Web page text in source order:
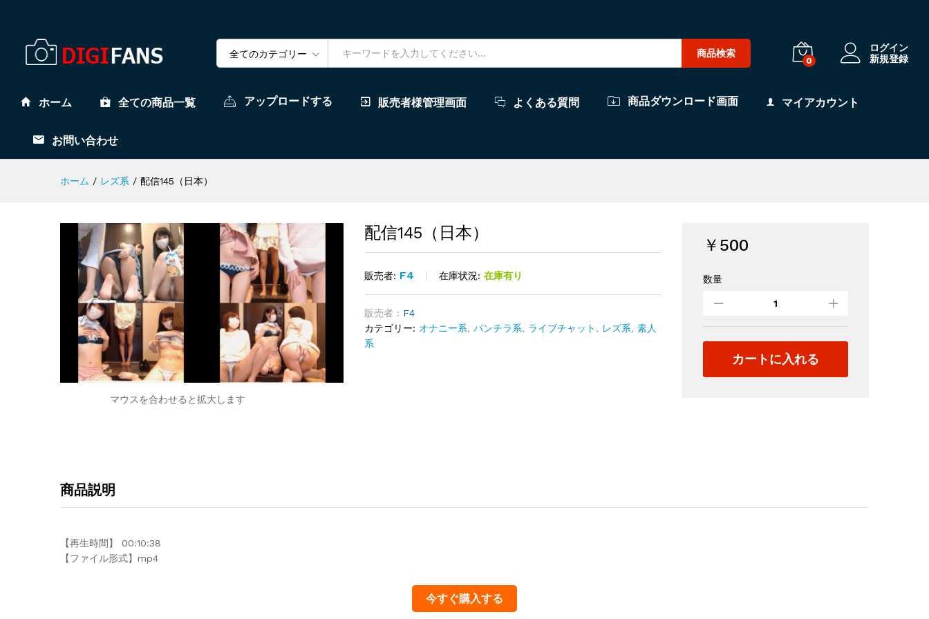
全てのカテゴリー 商品検索
0
ログイン
新規登録
ホーム 全ての商品一覧 アップロードする 販売者様管理画面 よくある質問 商品ダウンロード画面 マイアカウント
お問い合わせ
ホーム / レズ系 / 配信145（日本）
マウスを合わせると拡大します
配信145（日本）
販売者: F4 在庫状況: 在庫有り
販売者 : F4
カテゴリー: オナニー系, パンチラ系, ライブチャット , レズ系, 素人
系
￥ 500
配
本）
quantity
数量
カートに入れる
商品説明
【再生時間】 00:10:38
【ファイル形式】mp4
今すぐ購入する